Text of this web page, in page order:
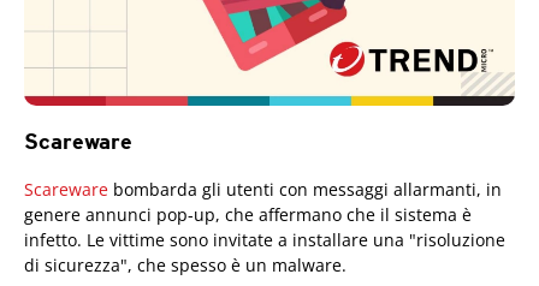
Scareware
Scareware bombarda gli utenti con messaggi allarmanti, in
genere annunci pop-up, che affermano che il sistema è
infetto. Le vittime sono invitate a installare una "risoluzione
di sicurezza", che spesso è un malware.